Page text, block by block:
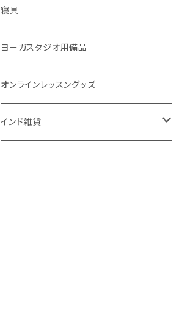
ブランケット
アイドロップ
点鼻オイル
女性ケア
男性ケア
誕生時間選定
大まかな誕生時間
誕生時間不明
ヤジニャ / 宝石 / マントラ / 名付け
吉日選定
こたつ・こたつ用品
寝具
ヨーガスタジオ用備品
オンラインレッスングッズ
インド雑貨